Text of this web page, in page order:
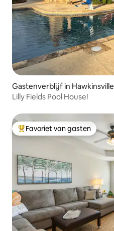
Gastenverblijf in Hawkinsville
Lilly Fields Pool House!
Topfavoriet van gasten
Favoriet van gasten